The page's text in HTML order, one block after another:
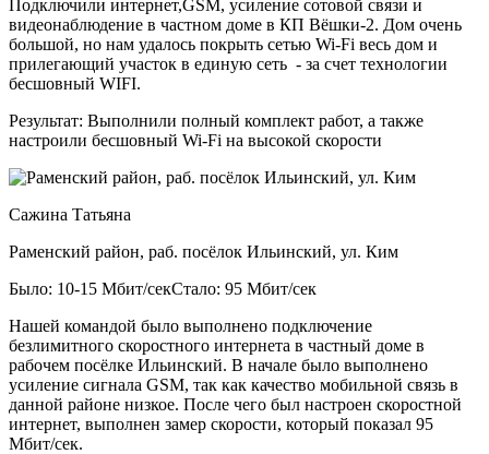
Подключили интернет,GSM, усиление сотовой связи и
видеонаблюдение в частном доме в КП Вёшки-2. Дом очень
большой, но нам удалось покрыть сетью Wi-Fi весь дом и
прилегающий участок в единую сеть - за счет технологии
бесшовный WIFI.
Результат: Выполнили полный комплект работ, а также
настроили бесшовный Wi-Fi на высокой скорости
Сажина Татьяна
Раменский район, раб. посёлок Ильинский, ул. Ким
Было: 10-15 Мбит/секСтало: 95 Мбит/сек
Нашей командой было выполнено подключение
безлимитного скоростного интернета в частный доме в
рабочем посёлке Ильинский. В начале было выполнено
усиление сигнала GSM, так как качество мобильной связь в
данной районе низкое. После чего был настроен скоростной
интернет, выполнен замер скорости, который показал 95
Мбит/сек.